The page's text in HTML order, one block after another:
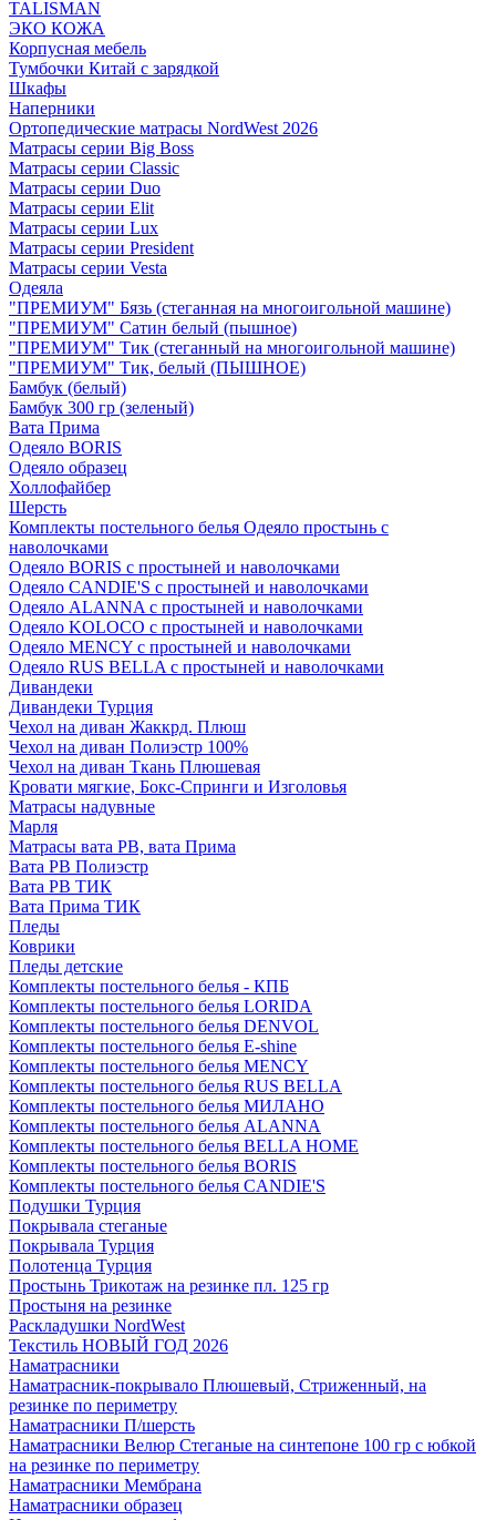
TALISMAN
ЭКО КОЖА
Корпусная мебель
Тумбочки Китай с зарядкой
Шкафы
Наперники
Ортопедические матрасы NordWest 2026
Матрасы серии Big Boss
Матрасы серии Classic
Матрасы серии Duo
Матрасы серии Elit
Матрасы серии Lux
Матрасы серии President
Матрасы серии Vesta
Одеяла
"ПРЕМИУМ" Бязь (стеганная на многоигольной машине)
"ПРЕМИУМ" Сатин белый (пышное)
"ПРЕМИУМ" Тик (стеганный на многоигольной машине)
"ПРЕМИУМ" Тик, белый (ПЫШНОЕ)
Бамбук (белый)
Бамбук 300 гр (зеленый)
Вата Прима
Одеяло BORIS
Одеяло образец
Холлофайбер
Шерсть
Комплекты постельного белья Одеяло простынь с
наволочками
Одеяло BORIS с простыней и наволочками
Одеяло CANDIE'S с простыней и наволочками
Одеяло ALANNA с простыней и наволочками
Одеяло KOLOCO с простыней и наволочками
Одеяло MENCY с простыней и наволочками
Одеяло RUS BELLA с простыней и наволочками
Дивандеки
Дивандеки Турция
Чехол на диван Жаккрд. Плюш
Чехол на диван Полиэстр 100%
Чехол на диван Ткань Плюшевая
Кровати мягкие, Бокс-Спринги и Изголовья
Матрасы надувные
Марля
Матрасы вата РВ, вата Прима
Вата РВ Полиэстр
Вата РВ ТИК
Вата Прима ТИК
Пледы
Коврики
Пледы детские
Комплекты постельного белья - КПБ
Комплекты постельного белья LORIDA
Комплекты постельного белья DENVOL
Комплекты постельного белья E-shine
Комплекты постельного белья MENCY
Комплекты постельного белья RUS BELLA
Комплекты постельного белья МИЛАНО
Комплекты постельного белья ALANNA
Комплекты постельного белья BELLA HOME
Комплекты постельного белья BORIS
Комплекты постельного белья CANDIE'S
Подушки Турция
Покрывала стеганые
Покрывала Турция
Полотенца Турция
Простынь Трикотаж на резинке пл. 125 гр
Простыня на резинке
Раскладушки NordWest
Текстиль НОВЫЙ ГОД 2026
Наматрасники
Наматрасник-покрывало Плюшевый, Стриженный, на
резинке по периметру
Наматрасники П/шерсть
Наматрасники Велюр Стеганые на синтепоне 100 гр с юбкой
на резинке по периметру
Наматрасники Мембрана
Наматрасники образец